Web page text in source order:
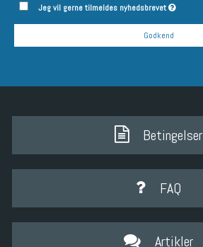
Jeg vil gerne tilmeldes nyhedsbrevet
Godkend
Betingelser
FAQ
Artikler